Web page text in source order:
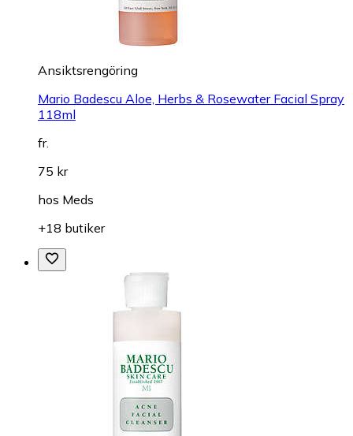
Ansiktsrengöring
Mario Badescu Aloe, Herbs & Rosewater Facial Spray
118ml
fr.
75 kr
hos Meds
+18 butiker